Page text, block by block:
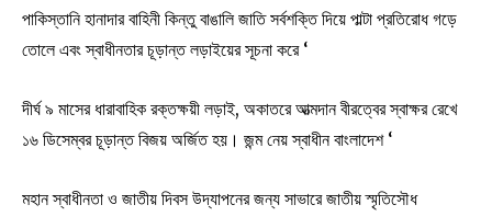
পাকিস্তানি হানাদার বাহিনী কিন্তু বাঙালি জাতি সর্বশক্তি দিয়ে পাল্টা প্রতিরোধ গড়ে
তোলে এবং স্বাধীনতার চূড়ান্ত লড়াইয়ের সূচনা করে ‘
দীর্ঘ ৯ মাসের ধারাবাহিক রক্তক্ষয়ী লড়াই, অকাতরে আত্মদান বীরত্বের স্বাক্ষর রেখে
১৬ ডিসেম্বর চূড়ান্ত বিজয় অর্জিত হয়। জন্ম নেয় স্বাধীন বাংলাদেশ ‘
মহান স্বাধীনতা ও জাতীয় দিবস উদ্‌যাপনের জন্য সাভারে জাতীয় স্মৃতিসৌধ